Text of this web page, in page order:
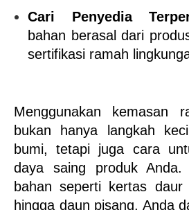
Cari Penyedia
bahan berasal dari
sertifikasi ramah
Menggunakan kemasan
bukan hanya langkah
bumi, tetapi juga cara
daya saing produk Anda.
bahan seperti kertas daur
hingga daun pisang, Anda